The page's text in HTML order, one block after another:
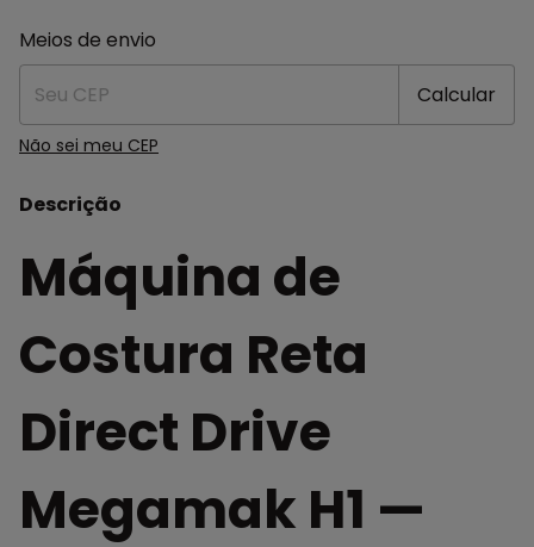
Entregas para o CEP:
Meios de envio
Calcular
Não sei meu CEP
Descrição
Máquina de
Costura Reta
Direct Drive
Megamak H1 —